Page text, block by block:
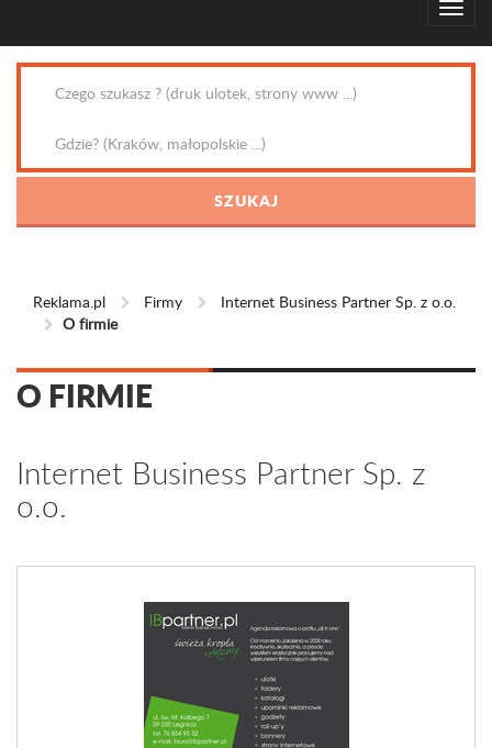
Reklama.pl Firmy
Internet Business Partner Sp. z o.o.
O firmie
O FIRMIE
Internet Business Partner Sp. z
o.o.